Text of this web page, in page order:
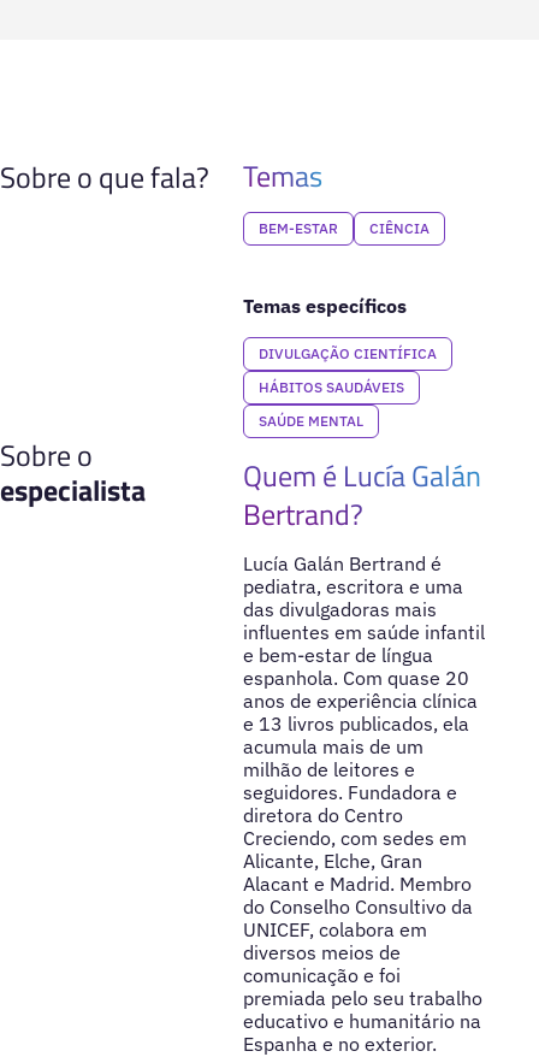
Sobre o que fala? Temas
BEM-ESTAR CIÊNCIA
Temas específicos
DIVULGAÇÃO CIENTÍFICA
HÁBITOS SAUDÁVEIS
SAÚDE MENTAL
Sobre o
especialista
Quem é Lucía Galán
Bertrand?
Lucía Galán Bertrand é
pediatra, escritora e uma
das divulgadoras mais
influentes em saúde infantil
e bem-estar de língua
espanhola. Com quase 20
anos de experiência clínica
e 13 livros publicados, ela
acumula mais de um
milhão de leitores e
seguidores. Fundadora e
diretora do Centro
Creciendo, com sedes em
Alicante, Elche, Gran
Alacant e Madrid. Membro
do Conselho Consultivo da
UNICEF, colabora em
diversos meios de
comunicação e foi
premiada pelo seu trabalho
educativo e humanitário na
Espanha e no exterior.